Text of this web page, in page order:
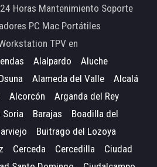
Horas Mantenimiento Soporte
PC Mac Portátiles
TPV en
Alalpardo
Aluche
Alameda del Valle
Alcalá
Alcorcón
Arganda del Rey
Soria Barajas
Boadilla del
Buitrago del Lozoya
Cerceda Cercedilla
Ciudad